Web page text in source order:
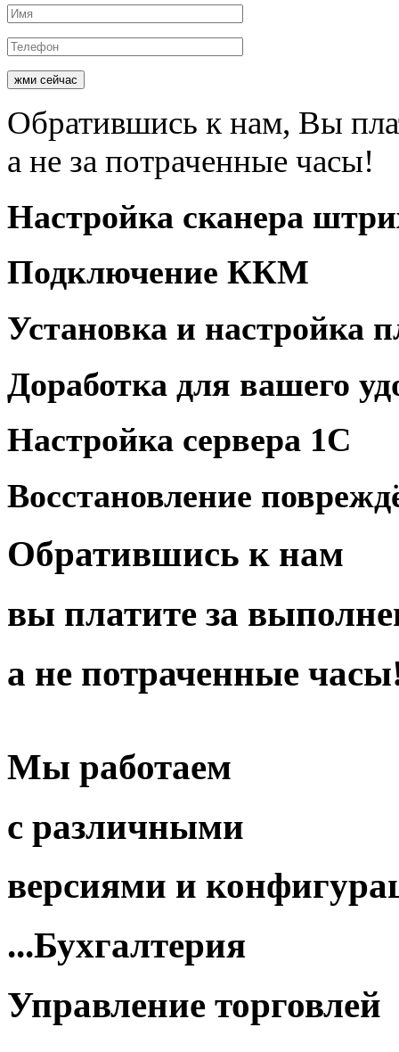
жми сейчас
Обратившись к нам, Вы
а не за потраченные часы!
Настройка сканера
Подключение ККМ
Установка и настройка
Доработка для вашего
Настройка сервера 1С
Восстановление
Обратившись к нам
вы платите за
а не потраченные
Мы работаем
с различными
версиями и
...Бухгалтерия
Управление торговлей